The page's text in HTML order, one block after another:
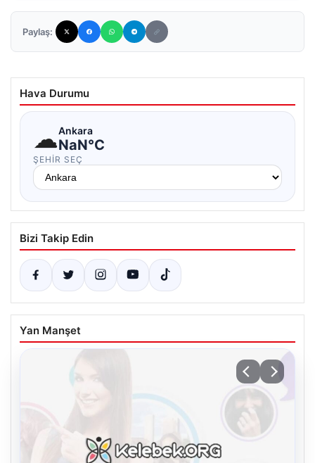
Paylaş:
Hava Durumu
☁Ankara
NaN°C
ŞEHIR SEÇ
Bizi Takip Edin
Yan Manşet